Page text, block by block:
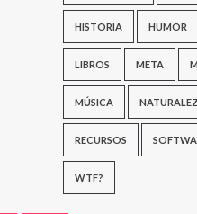
HISTORIA HUMOR
LIBROS META
MÚSICA
RECURSOS
WTF?